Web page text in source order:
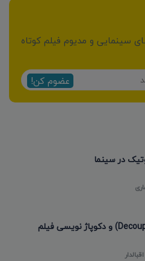
سینمایی و مدیوم فیلم کوتاه
عضوم کن!
در سینما